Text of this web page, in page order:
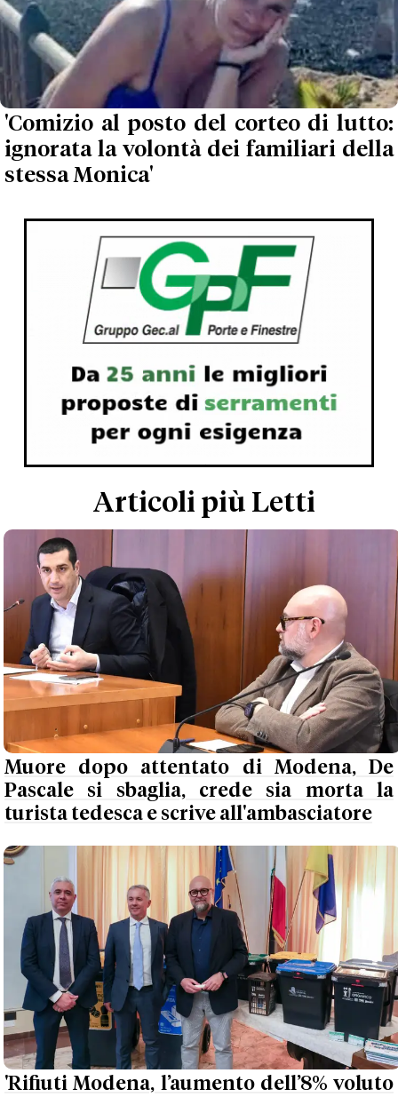
'Comizio al posto del corteo di lutto:
ignorata la volontà dei familiari della
stessa Monica'
Articoli più Letti
Muore dopo attentato di Modena, De
Pascale si sbaglia, crede sia morta la
turista tedesca e scrive all'ambasciatore
'Rifiuti Modena, l’aumento dell’8% voluto